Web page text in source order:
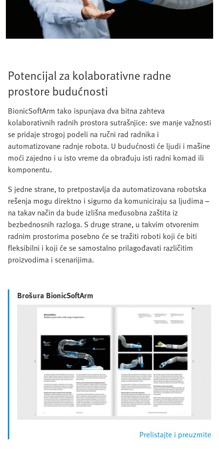
Potencijal za kolaborativne radne
prostore budućnosti
BionicSoftArm tako ispunjava dva bitna zahteva
kolaborativnih radnih prostora sutrašnjice: sve manje važnosti
se pridaje strogoj podeli na ručni rad radnika i
automatizovane radnje robota. U budućnosti će ljudi i mašine
moći zajedno i u isto vreme da obrađuju isti radni komad ili
komponentu.
S jedne strane, to pretpostavlja da automatizovana robotska
rešenja mogu direktno i sigurno da komuniciraju sa ljudima –
na takav način da bude izlišna međusobna zaštita iz
bezbednosnih razloga. S druge strane, u takvim otvorenim
radnim prostorima posebno će se tražiti roboti koji će biti
fleksibilni i koji će se samostalno prilagođavati različitim
proizvodima i scenarijima.
Brošura BionicSoftArm
Prelistajte i preuzmite